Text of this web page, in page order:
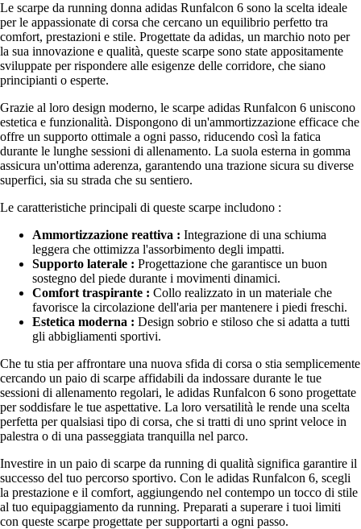
Le scarpe da running donna adidas Runfalcon 6 sono la scelta ideale
per le appassionate di corsa che cercano un equilibrio perfetto tra
comfort, prestazioni e stile. Progettate da adidas, un marchio noto per
la sua innovazione e qualità, queste scarpe sono state appositamente
sviluppate per rispondere alle esigenze delle corridore, che siano
principianti o esperte.
Grazie al loro design moderno, le scarpe adidas Runfalcon 6 uniscono
estetica e funzionalità. Dispongono di un'ammortizzazione efficace che
offre un supporto ottimale a ogni passo, riducendo così la fatica
durante le lunghe sessioni di allenamento. La suola esterna in gomma
assicura un'ottima aderenza, garantendo una trazione sicura su diverse
superfici, sia su strada che su sentiero.
Le caratteristiche principali di queste scarpe includono :
Ammortizzazione reattiva : Integrazione di una schiuma
leggera che ottimizza l'assorbimento degli impatti.
Supporto laterale : Progettazione che garantisce un buon
sostegno del piede durante i movimenti dinamici.
Comfort traspirante : Collo realizzato in un materiale che
favorisce la circolazione dell'aria per mantenere i piedi freschi.
Estetica moderna : Design sobrio e stiloso che si adatta a tutti
gli abbigliamenti sportivi.
Che tu stia per affrontare una nuova sfida di corsa o stia semplicemente
cercando un paio di scarpe affidabili da indossare durante le tue
sessioni di allenamento regolari, le adidas Runfalcon 6 sono progettate
per soddisfare le tue aspettative. La loro versatilità le rende una scelta
perfetta per qualsiasi tipo di corsa, che si tratti di uno sprint veloce in
palestra o di una passeggiata tranquilla nel parco.
Investire in un paio di scarpe da running di qualità significa garantire il
successo del tuo percorso sportivo. Con le adidas Runfalcon 6, scegli
la prestazione e il comfort, aggiungendo nel contempo un tocco di stile
al tuo equipaggiamento da running. Preparati a superare i tuoi limiti
con queste scarpe progettate per supportarti a ogni passo.